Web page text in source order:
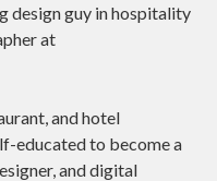
design guy in hospitality
at
and hotel
educated to become a
and digital